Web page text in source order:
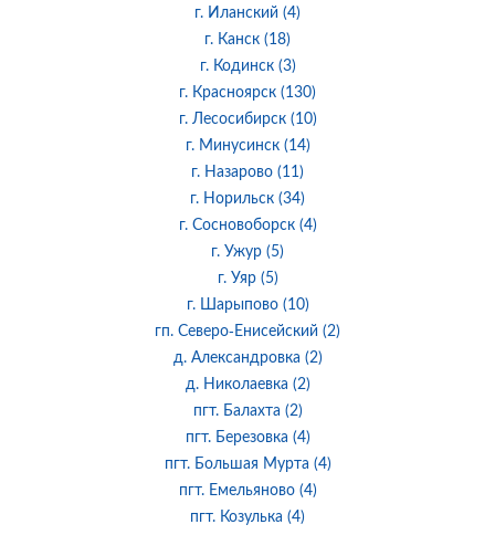
г. Иланский (4)
г. Канск (18)
г. Кодинск (3)
г. Красноярск (130)
г. Лесосибирск (10)
г. Минусинск (14)
г. Назарово (11)
г. Норильск (34)
г. Сосновоборск (4)
г. Ужур (5)
г. Уяр (5)
г. Шарыпово (10)
гп. Северо-Енисейский (2)
д. Александровка (2)
д. Николаевка (2)
пгт. Балахта (2)
пгт. Березовка (4)
пгт. Большая Мурта (4)
пгт. Емельяново (4)
пгт. Козулька (4)